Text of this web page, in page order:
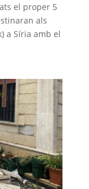
el proper 5
als
a Síria amb el